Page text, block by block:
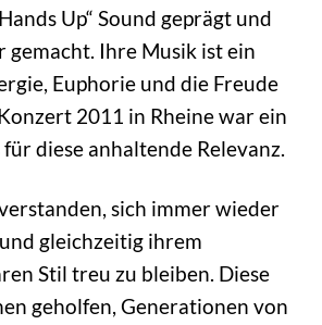
Up“ Sound geprägt und
Ihre Musik ist ein
Euphorie und die Freude
2011 in Rheine war ein
diese anhaltende Relevanz.
sich immer wieder
gleichzeitig ihrem
Stil treu zu bleiben. Diese
geholfen, Generationen von